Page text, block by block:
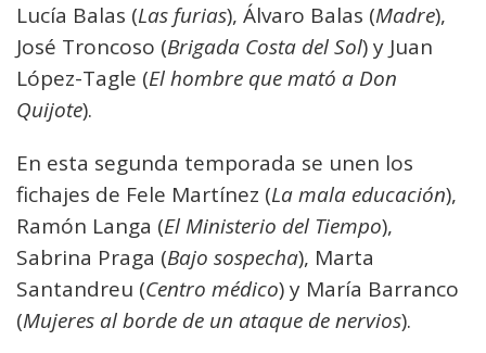
Lucía Balas (Las furias), Álvaro Balas (Madre),
José Troncoso (Brigada Costa del Sol) y Juan
López-Tagle (El hombre que mató a Don
Quijote).
En esta segunda temporada se unen los
fichajes de Fele Martínez (La mala educación),
Ramón Langa (El Ministerio del Tiempo),
Sabrina Praga (Bajo sospecha), Marta
Santandreu (Centro médico) y María Barranco
(Mujeres al borde de un ataque de nervios).